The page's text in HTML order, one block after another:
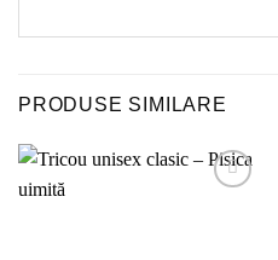
PRODUSE SIMILARE